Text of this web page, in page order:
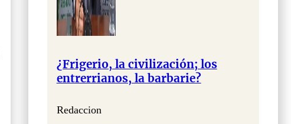
¿Frigerio, la civilización; los
entrerrianos, la barbarie?
Redaccion